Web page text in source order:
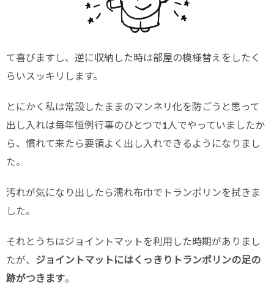
て喜びますし、逆に収納した時は部屋の模様替えをしたく
らいスッキリします。
とにかく私は常設したままのマンネリ化を防ごうと思って
出し入れは毎年恒例行事のひとつで1人でやっていましたか
ら、慣れて来たら要領よく出し入れできるようになりまし
た。
汚れが気になり出したら濡れ布巾でトランポリンを拭きま
した。
それとうちはジョイントマットを利用した時期がありまし
たが、 ジョイントマットにはくっきりトランポリンの足の
跡がつきます。